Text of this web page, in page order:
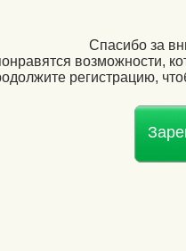
Спасибо за
возможности,
регистрацию,